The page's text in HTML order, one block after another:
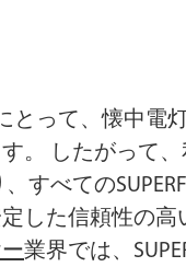
とって、懐中
。 したがって
すべての
した信頼性の
業界では、